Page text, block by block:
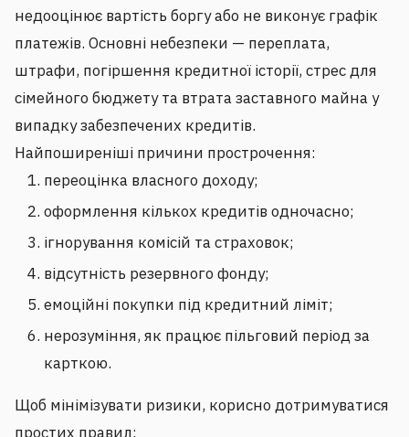
недооцінює вартість боргу або не виконує графік
платежів. Основні небезпеки — переплата,
штрафи, погіршення кредитної історії, стрес для
сімейного бюджету та втрата заставного майна у
випадку забезпечених кредитів.
Найпоширеніші причини прострочення:
переоцінка власного доходу;
оформлення кількох кредитів одночасно;
ігнорування комісій та страховок;
відсутність резервного фонду;
емоційні покупки під кредитний ліміт;
нерозуміння, як працює пільговий період за
карткою.
Щоб мінімізувати ризики, корисно дотримуватися
простих правил: